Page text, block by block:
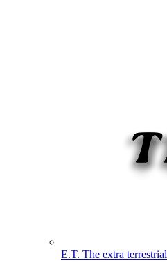
E.T. The extra terrestrial